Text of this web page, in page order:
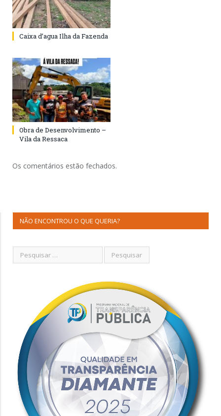
Caixa d’agua Ilha da Fazenda
Obra de Desenvolvimento –
Vila da Ressaca
Os comentários estão fechados.
NÃO ENCONTROU O QUE QUERIA?